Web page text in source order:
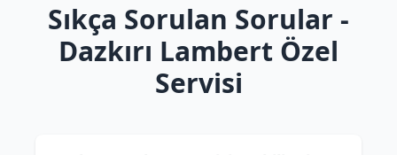
Sıkça Sorulan Sorular -
Dazkırı Lambert Özel
Servisi